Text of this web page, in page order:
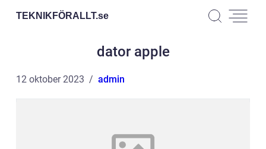
TEKNIKFÖRALLT.se
dator apple
12 oktober 2023 admin